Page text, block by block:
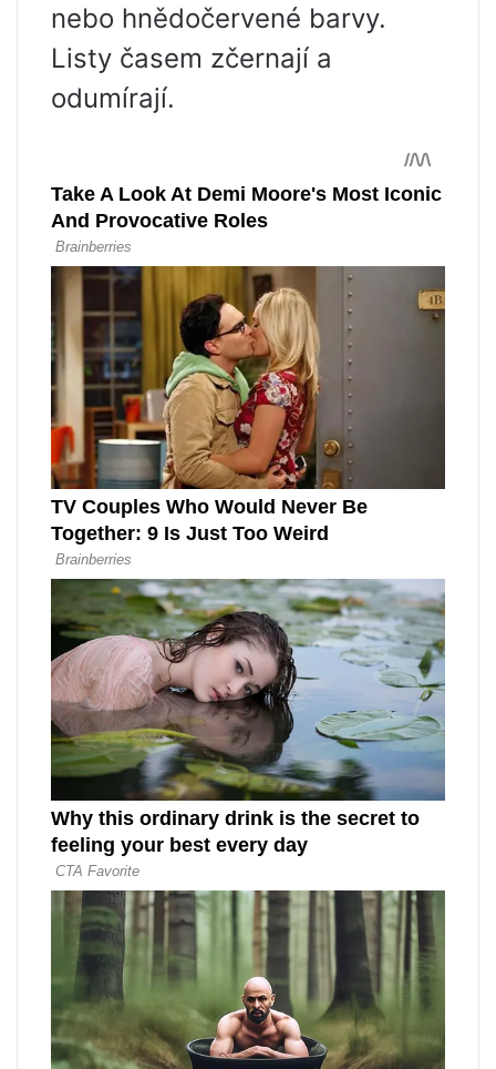
nebo hnědočervené barvy.
Listy časem zčernají a
odumírají.